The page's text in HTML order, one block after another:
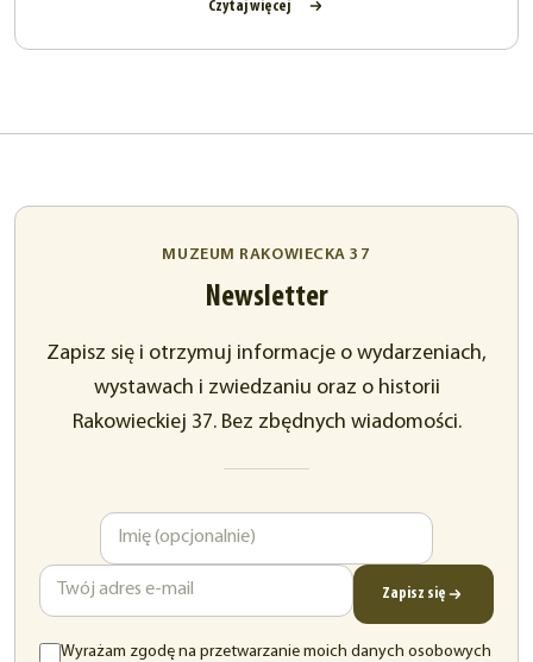
Czytaj więcej
MUZEUM RAKOWIECKA 37
Newsletter
Zapisz się i otrzymuj informacje o wydarzeniach,
wystawach i zwiedzaniu oraz o historii
Rakowieckiej 37. Bez zbędnych wiadomości.
Zapisz się
Wyrażam zgodę na przetwarzanie moich danych osobowych